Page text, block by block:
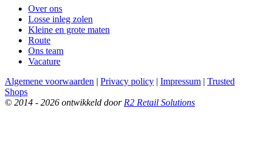
Over ons
Losse inleg zolen
Kleine en grote maten
Route
Ons team
Vacature
Algemene voorwaarden | Privacy policy | Impressum | Trusted
Shops
© 2014 - 2026 ontwikkeld door R2 Retail Solutions